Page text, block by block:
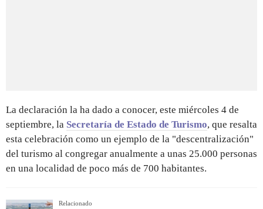
La declaración la ha dado a conocer, este miércoles 4 de
septiembre, la Secretaría de Estado de Turismo, que resalta
esta celebración como un ejemplo de la "descentralización"
del turismo al congregar anualmente a unas 25.000 personas
en una localidad de poco más de 700 habitantes.
Relacionado